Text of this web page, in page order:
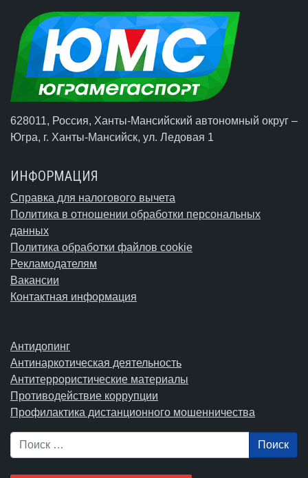
628011, Россия, Ханты-Мансийский автономный округ –
Югра, г. Ханты-Мансийск, ул. Ледовая 1
ИНФОРМАЦИЯ
Справка для налогового вычета
Политика в отношении обработки персональных
данных
Политика обработки файлов cookie
Рекламодателям
Вакансии
Контактная информация
Антидопинг
Антинаркотическая деятельность
Антитеррористические материалы
Противодействие коррупции
Профилактика дистанционного мошенничества
Поиск